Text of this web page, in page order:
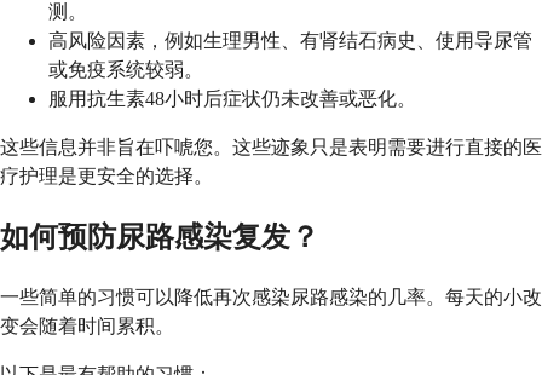
测。
高风险因素，例如生理男性、有肾结石病史、使用导尿管
或免疫系统较弱。
服用抗生素48小时后症状仍未改善或恶化。
这些信息并非旨在吓唬您。这些迹象只是表明需要进行直接的医
疗护理是更安全的选择。
如何预防尿路感染复发？
一些简单的习惯可以降低再次感染尿路感染的几率。每天的小改
变会随着时间累积。